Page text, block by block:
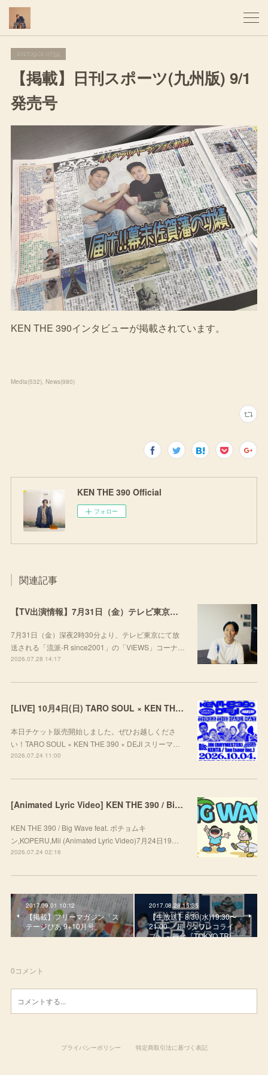
2017.09.01 07:59
【掲載】日刊スポーツ(九州版) 9/1
発売号
KEN THE 390インタビューが掲載されています。
Media(532) News(980)
KEN THE 390 Official
フォロー
関連記事
【TV出演情報】7月31日（金）テレビ東京「流派-R since2001」
7月31日（金）深夜2時30分より、テレビ東京にて放
送される「流派-R since2001」の「VIEWS」コーナ…
2026.07.28 14:17
[LIVE] 10月4日(日) TARO SOUL × KEN THE 390 × DEJI スリーマンLIVE "THREE THE HARD WAY” @ ORD. 代官山
本日チケット販売開始しました。ぜひお越しくださ
い！TARO SOUL × KEN THE 390 × DEJI スリーマ…
2026.07.24 11:00
[Animated Lyric Video] KEN THE 390 / Big Wave feat. ポチョムキン,KOPERU,Mii
KEN THE 390 / Big Wave feat. ポチョムキ
ン,KOPERU,Mii (Animated Lyric Video)7月24日19…
2026.07.24 02:16
2017.09.01 10:12
【掲載】フリーマガジン「ス
テージぴあ 9+10月号」
2017.08.28 15:35
【生放送】8/30(水)19:30〜
21:00 『超・タワレコライ
ブ』 ～舞台『TOKYO TRI…
0コメント
プライバシーポリシー 特定商取引法に基づく表記